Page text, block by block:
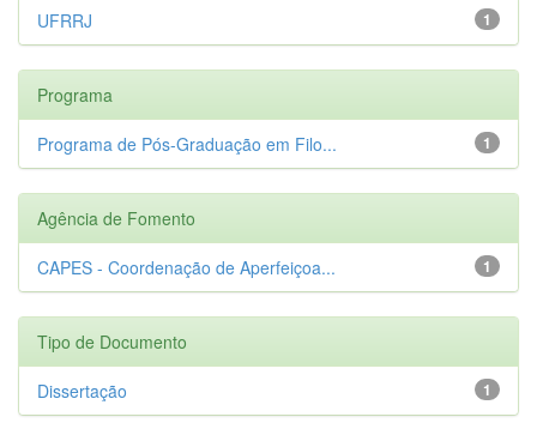
1
UFRRJ
Programa
1
Programa de Pós-Graduação em Filo...
Agência de Fomento
1
CAPES - Coordenação de Aperfeiçoa...
Tipo de Documento
1
Dissertação